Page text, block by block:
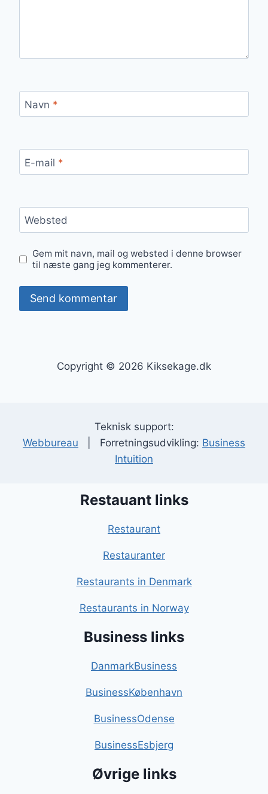
Navn *
E-mail *
Websted
Gem mit navn, mail og websted i denne browser
til næste gang jeg kommenterer.
Copyright © 2026 Kiksekage.dk
Teknisk support:
Webbureau | Forretningsudvikling: Business
Intuition
Restauant links
Restaurant
Restauranter
Restaurants in Denmark
Restaurants in Norway
Business links
DanmarkBusiness
BusinessKøbenhavn
BusinessOdense
BusinessEsbjerg
Øvrige links